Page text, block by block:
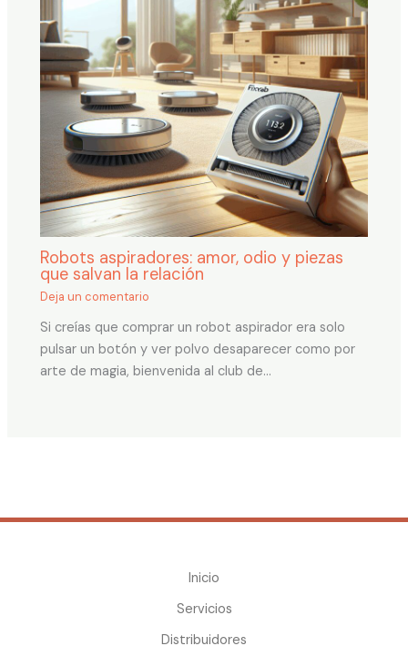
Robots aspiradores: amor, odio y piezas
que salvan la relación
Deja un comentario
Si creías que comprar un robot aspirador era solo
pulsar un botón y ver polvo desaparecer como por
arte de magia, bienvenida al club de…
Inicio
Servicios
Distribuidores